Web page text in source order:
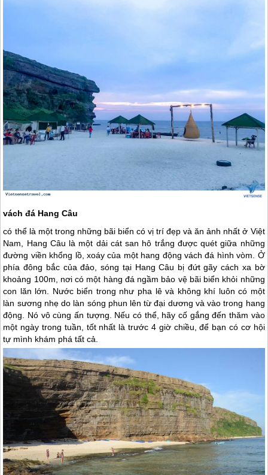
vách đá Hang Câu
có thể là một trong những bãi biển có vị trí đẹp và ăn ảnh nhất ở Việt
Nam, Hang Câu là một dải cát san hô trắng được quét giữa những
đường viền khổng lồ, xoáy của một hang động vách đá hình vòm. Ở
phía đông bắc của đảo, sóng tại Hang Câu bị đứt gãy cách xa bờ
khoảng 100m, nơi có một hàng đá ngầm bảo vệ bãi biển khỏi những
con lăn lớn. Nước biển trong như pha lê và không khí luôn có một
làn sương nhẹ do làn sóng phun lên từ đại dương và vào trong hang
động. Nó vô cùng ấn tượng. Nếu có thể, hãy cố gắng đến thăm vào
một ngày trong tuần, tốt nhất là trước 4 giờ chiều, để bạn có cơ hội
tự mình khám phá tất cả.